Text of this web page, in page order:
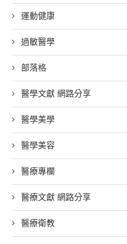
運動健康
過敏醫學
部落格
醫學文獻 網路分享
醫學美學
醫學美容
醫療專欄
醫療文獻 網路分享
醫療衛教